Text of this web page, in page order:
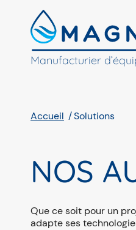
Manufacturier
Accueil Solutions
NOS
Que ce soit pour un
adapte ses